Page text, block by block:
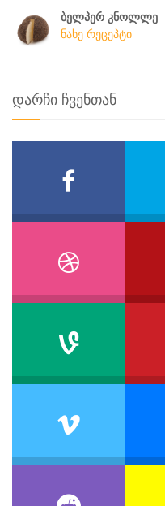
ბელპერ კნოლლე
ნახე რეცეპტი
დარჩი ჩვენთან